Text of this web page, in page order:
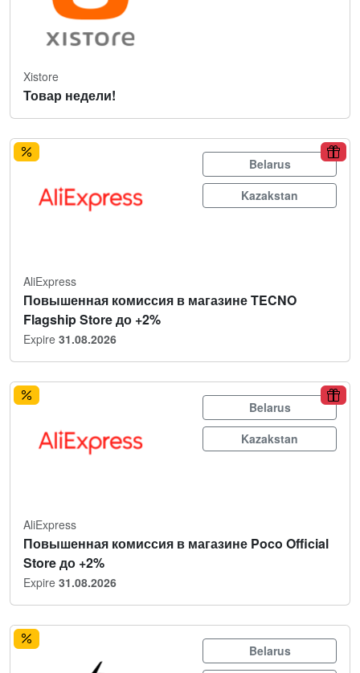
Xistore
Товар недели!
Belarus
Kazakstan
AliExpress
Повышенная комиссия в магазине TECNO
Flagship Store до +2%
Expire 31.08.2026
Belarus
Kazakstan
AliExpress
Повышенная комиссия в магазине Poco Official
Store до +2%
Expire 31.08.2026
Belarus